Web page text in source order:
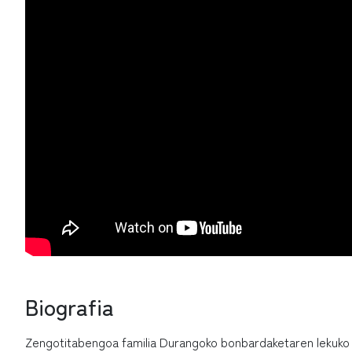
Biografia
Zengotitabengoa familia Durangoko bonbardaketaren